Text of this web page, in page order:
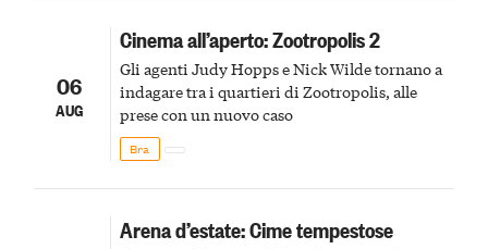
06
AUG
Cinema all’aperto: Zootropolis 2
Gli agenti Judy Hopps e Nick Wilde tornano a
indagare tra i quartieri di Zootropolis, alle
prese con un nuovo caso
Bra
Arena d’estate: Cime tempestose